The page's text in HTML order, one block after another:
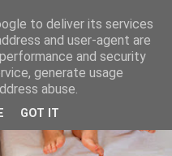
to deliver its services
and user-agent are
and security
generate usage
abuse.
GOT IT